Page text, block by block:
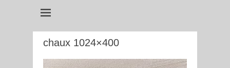
chaux 1024×400